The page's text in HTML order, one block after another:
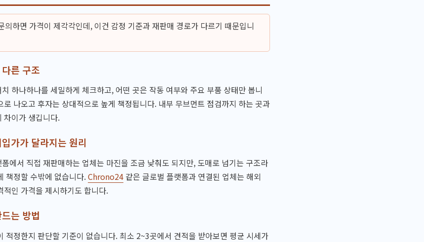
의하면 가격이 제각각인데, 이건 감정 기준과 재판매 경로가 다르기 때문입니
른 구조
하나하나를 세밀하게 체크하고, 어떤 곳은 작동 여부와 주요 부품 상태만 봅니
로 나오고 후자는 상대적으로 높게 책정됩니다. 내부 무브먼트 점검까지 하는 곳과
차이가 생깁니다.
가가 달라지는 원리
에서 직접 재판매하는 업체는 마진을 조금 낮춰도 되지만, 도매로 넘기는 구조라
책정할 수밖에 없습니다.Chrono24 같은 글로벌 플랫폼과 연결된 업체는 해외
적인 가격을 제시하기도 합니다.
는 방법
적정한지 판단할 기준이 없습니다. 최소 2~3곳에서 견적을 받아보면 평균 시세가